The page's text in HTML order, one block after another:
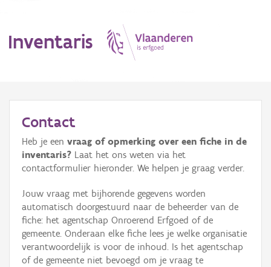
Inventaris
Erfgoedobject
Aanduidingsobject
Waarneming
Thema
Gebeurtenis
Contact
Heb je een vraag of opmerking over een fiche in de
inventaris? Laat het ons weten via het
contactformulier hieronder. We helpen je graag verder.
Jouw vraag met bijhorende gegevens worden
automatisch doorgestuurd naar de beheerder van de
fiche: het agentschap Onroerend Erfgoed of de
gemeente. Onderaan elke fiche lees je welke organisatie
verantwoordelijk is voor de inhoud. Is het agentschap
of de gemeente niet bevoegd om je vraag te